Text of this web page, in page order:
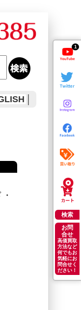
1
検索
お問
合せ
高価買取
方法など
何でもお
気軽にお
問合せく
ださい！